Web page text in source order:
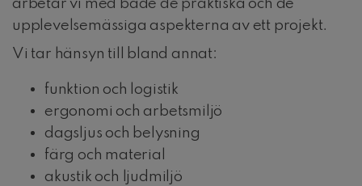
arbetar vi med både de praktiska och de
upplevelsemässiga aspekterna av ett projekt.
Vi tar hänsyn till bland annat:
funktion och logistik
ergonomi och arbetsmiljö
dagsljus och belysning
färg och material
akustik och ljudmiljö